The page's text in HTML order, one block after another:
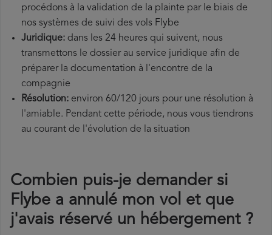
procédons à la validation de la plainte par le biais de
nos systèmes de suivi des vols Flybe
Juridique: dans les 24 heures qui suivent, nous
transmettons le dossier au service juridique afin de
préparer la documentation à l'encontre de la
compagnie
Résolution: environ 60/120 jours pour une résolution à
l'amiable. Pendant cette période, nous vous tiendrons
au courant de l'évolution de la situation
Combien puis-je demander si
Flybe a annulé mon vol et que
j'avais réservé un hébergement ?